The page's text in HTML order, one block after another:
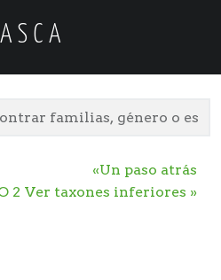
«Un paso atrás
Ver taxones inferiores »
2